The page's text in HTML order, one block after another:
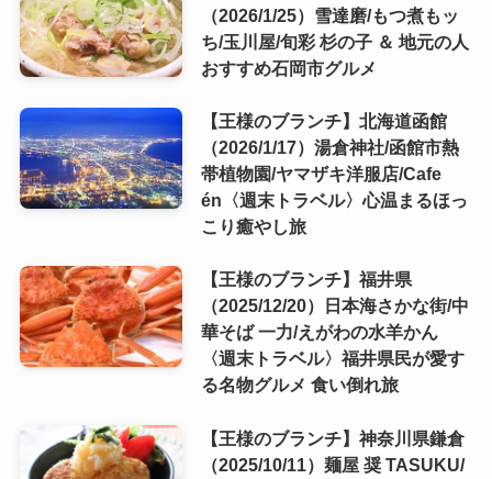
（2026/1/25）雪達磨/もつ煮もッ
ち/玉川屋/旬彩 杉の子 ＆ 地元の人
おすすめ石岡市グルメ
【王様のブランチ】北海道函館
（2026/1/17）湯倉神社/函館市熱
帯植物園/ヤマザキ洋服店/Cafe
én〈週末トラベル〉心温まるほっ
こり癒やし旅
【王様のブランチ】福井県
（2025/12/20）日本海さかな街/中
華そば 一力/えがわの水羊かん
〈週末トラベル〉福井県民が愛す
る名物グルメ 食い倒れ旅
【王様のブランチ】神奈川県鎌倉
（2025/10/11）麺屋 奨 TASUKU/